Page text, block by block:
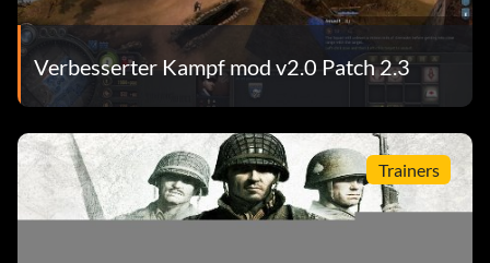
Verbesserter Kampf mod v2.0 Patch 2.3
Trainers